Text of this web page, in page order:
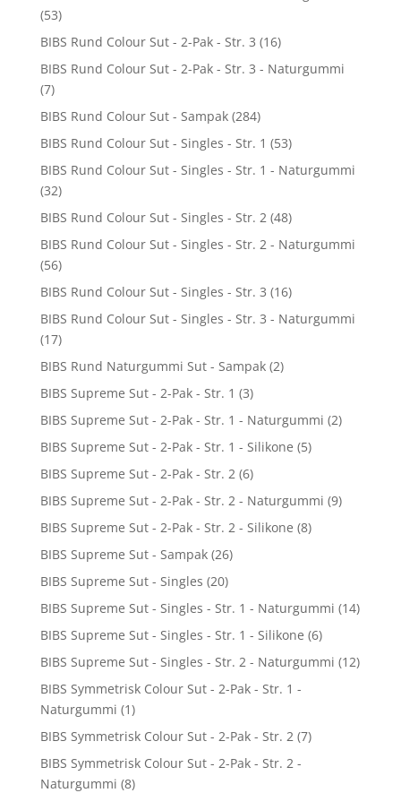
(53)
BIBS Rund Colour Sut - 2-Pak - Str. 3 (16)
BIBS Rund Colour Sut - 2-Pak - Str. 3 - Naturgummi
(7)
BIBS Rund Colour Sut - Sampak (284)
BIBS Rund Colour Sut - Singles - Str. 1 (53)
BIBS Rund Colour Sut - Singles - Str. 1 - Naturgummi
(32)
BIBS Rund Colour Sut - Singles - Str. 2 (48)
BIBS Rund Colour Sut - Singles - Str. 2 - Naturgummi
(56)
BIBS Rund Colour Sut - Singles - Str. 3 (16)
BIBS Rund Colour Sut - Singles - Str. 3 - Naturgummi
(17)
BIBS Rund Naturgummi Sut - Sampak (2)
BIBS Supreme Sut - 2-Pak - Str. 1 (3)
BIBS Supreme Sut - 2-Pak - Str. 1 - Naturgummi (2)
BIBS Supreme Sut - 2-Pak - Str. 1 - Silikone (5)
BIBS Supreme Sut - 2-Pak - Str. 2 (6)
BIBS Supreme Sut - 2-Pak - Str. 2 - Naturgummi (9)
BIBS Supreme Sut - 2-Pak - Str. 2 - Silikone (8)
BIBS Supreme Sut - Sampak (26)
BIBS Supreme Sut - Singles (20)
BIBS Supreme Sut - Singles - Str. 1 - Naturgummi (14)
BIBS Supreme Sut - Singles - Str. 1 - Silikone (6)
BIBS Supreme Sut - Singles - Str. 2 - Naturgummi (12)
BIBS Symmetrisk Colour Sut - 2-Pak - Str. 1 -
Naturgummi (1)
BIBS Symmetrisk Colour Sut - 2-Pak - Str. 2 (7)
BIBS Symmetrisk Colour Sut - 2-Pak - Str. 2 -
Naturgummi (8)